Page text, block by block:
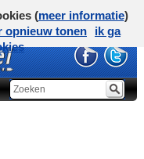
(meer informatie)
opnieuw tonen
ik ga